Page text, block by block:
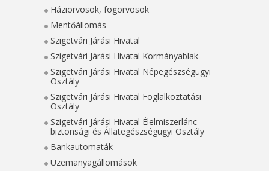
Háziorvosok, fogorvosok
Mentőállomás
Szigetvári Járási Hivatal
Szigetvári Járási Hivatal Kormányablak
Szigetvári Járási Hivatal Népegészségügyi
Osztály
Szigetvári Járási Hivatal Foglalkoztatási
Osztály
Szigetvári Járási Hivatal Élelmiszerlánc-
biztonsági és Állategészségügyi Osztály
Bankautomaták
Üzemanyagállomások